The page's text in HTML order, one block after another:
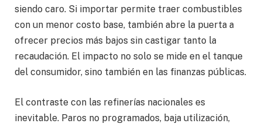
siendo caro. Si importar permite traer combustibles
con un menor costo base, también abre la puerta a
ofrecer precios más bajos sin castigar tanto la
recaudación. El impacto no solo se mide en el tanque
del consumidor, sino también en las finanzas públicas.
El contraste con las refinerías nacionales es
inevitable. Paros no programados, baja utilización,